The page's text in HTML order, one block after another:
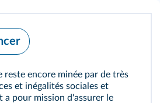
reste encore minée par de très
et inégalités sociales et
a pour mission d'assurer le